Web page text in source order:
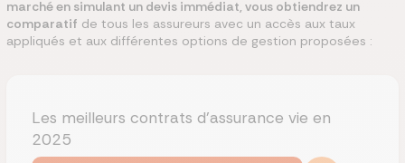
marché en simulant un devis immédiat, vous obtiendrez un
comparatif de tous les assureurs avec un accès aux taux
appliqués et aux différentes options de gestion proposées :
Les meilleurs contrats d'assurance vie en
2025